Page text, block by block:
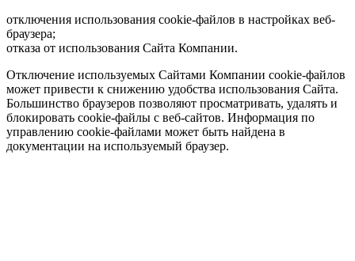
отключения использования cookie-файлов в настройках веб-
браузера;
отказа от использования Сайта Компании.
Отключение используемых Сайтами Компании cookie-файлов
может привести к снижению удобства использования Сайта.
Большинство браузеров позволяют просматривать, удалять и
блокировать cookie-файлы c веб-сайтов. Информация по
управлению cookie-файлами может быть найдена в
документации на используемый браузер.